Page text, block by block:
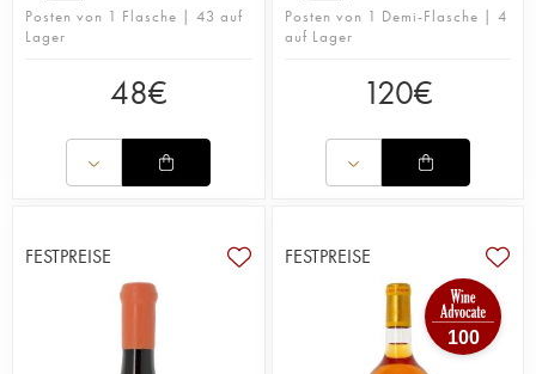
Posten von 1 Flasche | 43 auf
Lager
48€
Posten von 1 Demi-Flasche | 4
auf Lager
120€
FESTPREISE FESTPREISE
100